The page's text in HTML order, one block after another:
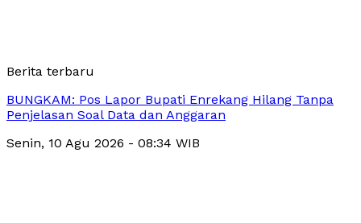
Berita terbaru
BUNGKAM: Pos Lapor Bupati Enrekang Hilang Tanpa
Penjelasan Soal Data dan Anggaran
Senin, 10 Agu 2026 - 08:34 WIB